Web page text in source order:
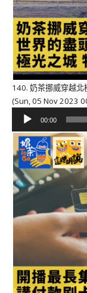
140. 奶茶挪威穿越北
(Sun, 05 Nov 2023
播
放
器
00:00